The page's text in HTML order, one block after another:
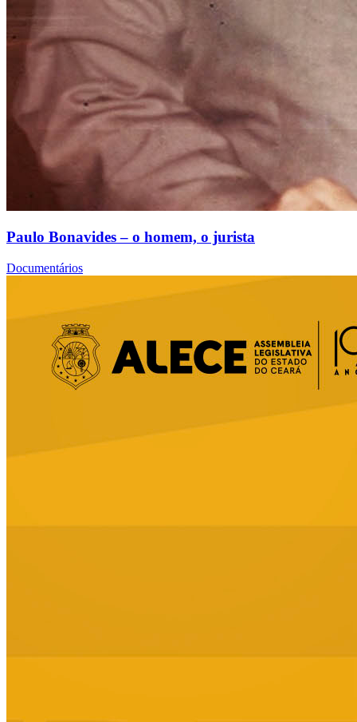
Paulo Bonavides – o homem, o jurista
Documentários